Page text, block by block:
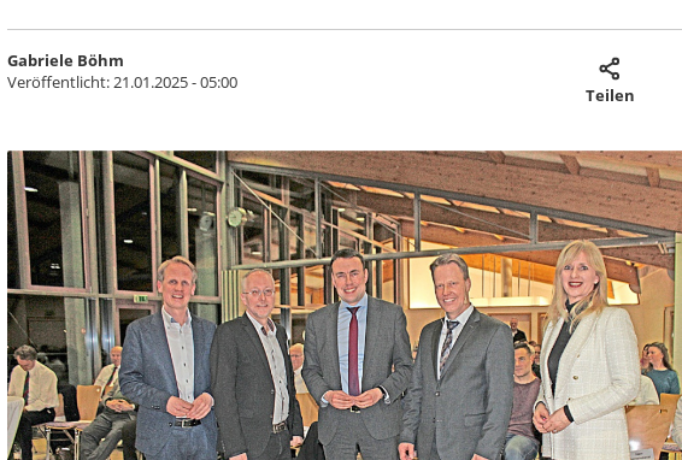
Gabriele Böhm
Veröffentlicht:21.01.2025 - 05:00
Teilen